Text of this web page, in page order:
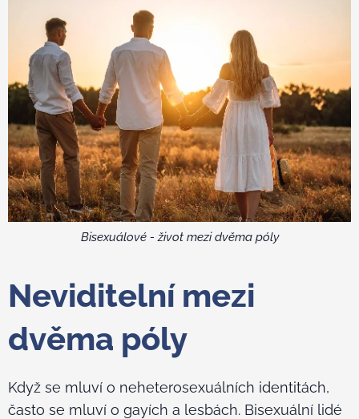
Bisexuálové - život mezi dvěma póly
Neviditelní mezi
dvěma póly
Když se mluví o neheterosexuálních identitách,
často se mluví o gayích a lesbách. Bisexuální lidé